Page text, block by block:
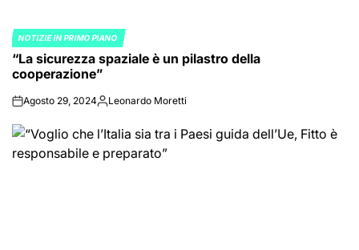
POSTED
IN
NOTIZIE IN PRIMO PIANO
“La sicurezza spaziale è un pilastro della
cooperazione”
onAgosto 29, 2024Posted
Leonardo Moretti